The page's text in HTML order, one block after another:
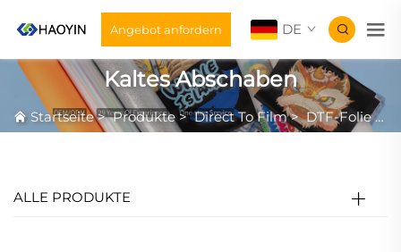
Angebot anfordern DE
Kaltes Abschaben
Startseite>Produkte >Direct To Film>DTF-Folie>
ALLE PRODUKTE